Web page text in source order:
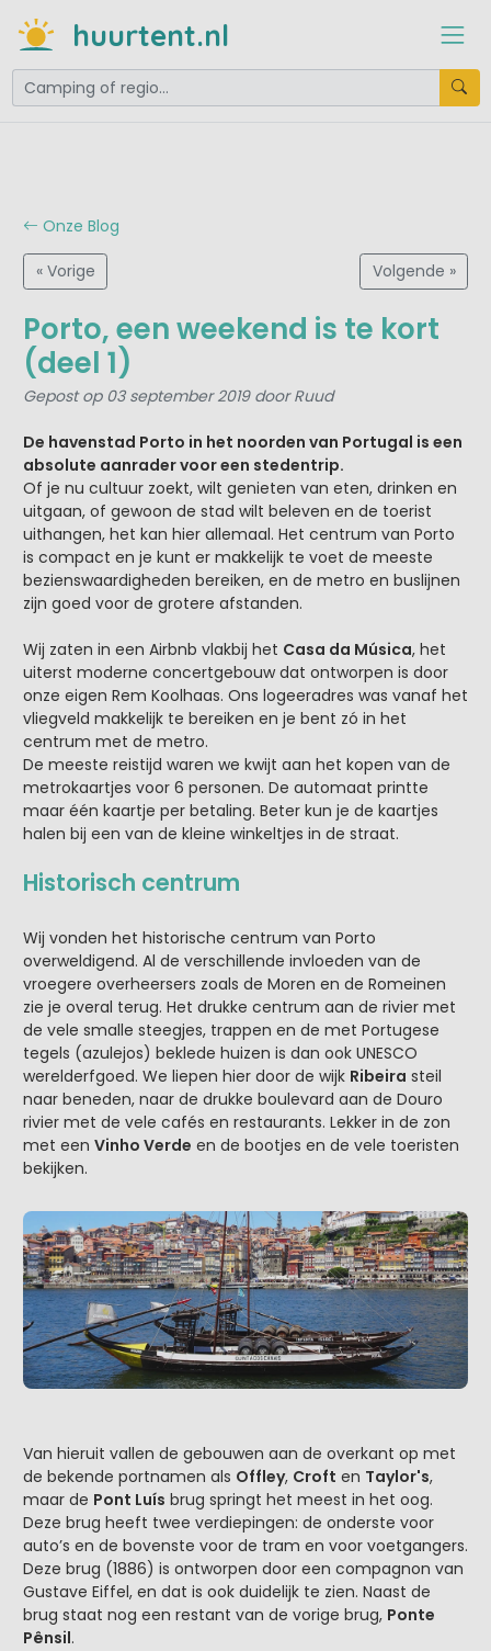
huurtent.nl
Onze Blog
« Vorige Volgende »
Porto, een weekend is te kort
(deel 1)
Gepost op 03 september 2019 door Ruud
De havenstad Porto in het noorden van Portugal is een
absolute aanrader voor een stedentrip.
Of je nu cultuur zoekt, wilt genieten van eten, drinken en
uitgaan, of gewoon de stad wilt beleven en de toerist
uithangen, het kan hier allemaal. Het centrum van Porto
is compact en je kunt er makkelijk te voet de meeste
bezienswaardigheden bereiken, en de metro en buslijnen
zijn goed voor de grotere afstanden.
Wij zaten in een Airbnb vlakbij het Casa da Música, het
uiterst moderne concertgebouw dat ontworpen is door
onze eigen Rem Koolhaas. Ons logeeradres was vanaf het
vliegveld makkelijk te bereiken en je bent zó in het
centrum met de metro.
De meeste reistijd waren we kwijt aan het kopen van de
metrokaartjes voor 6 personen. De automaat printte
maar één kaartje per betaling. Beter kun je de kaartjes
halen bij een van de kleine winkeltjes in de straat.
Historisch centrum
Wij vonden het historische centrum van Porto
overweldigend. Al de verschillende invloeden van de
vroegere overheersers zoals de Moren en de Romeinen
zie je overal terug. Het drukke centrum aan de rivier met
de vele smalle steegjes, trappen en de met Portugese
tegels (azulejos) beklede huizen is dan ook UNESCO
werelderfgoed. We liepen hier door de wijk Ribeira steil
naar beneden, naar de drukke boulevard aan de Douro
rivier met de vele cafés en restaurants. Lekker in de zon
met een Vinho Verde en de bootjes en de vele toeristen
bekijken.
Van hieruit vallen de gebouwen aan de overkant op met
de bekende portnamen als Offley, Croft en Taylor's,
maar de Pont Luís brug springt het meest in het oog.
Deze brug heeft twee verdiepingen: de onderste voor
auto’s en de bovenste voor de tram en voor voetgangers.
Deze brug (1886) is ontworpen door een compagnon van
Gustave Eiffel, en dat is ook duidelijk te zien. Naast de
brug staat nog een restant van de vorige brug, Ponte
Pênsil.